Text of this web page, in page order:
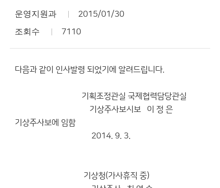
운영지원과 2015/01/30
조회수 7110
다음과 같이 인사발령 되었기에 알려드립니다.
기획조정관실 국제협력담당관실
기상주사보시보 이 정 은
기상주사보에 임함
2014. 9. 3.
기상청(가사휴직 중)